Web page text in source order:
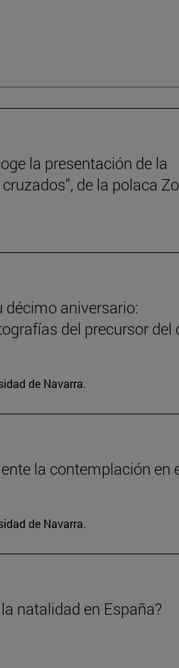
la presentación de la
de la polaca
décimo aniversario:
del precursor del
de Navarra.
la contemplación en
de Navarra.
natalidad en España?